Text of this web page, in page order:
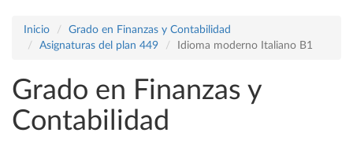
Inicio
Grado en Finanzas y Contabilidad
Asignaturas del plan 449
Idioma moderno Italiano B1
Grado en Finanzas y
Contabilidad